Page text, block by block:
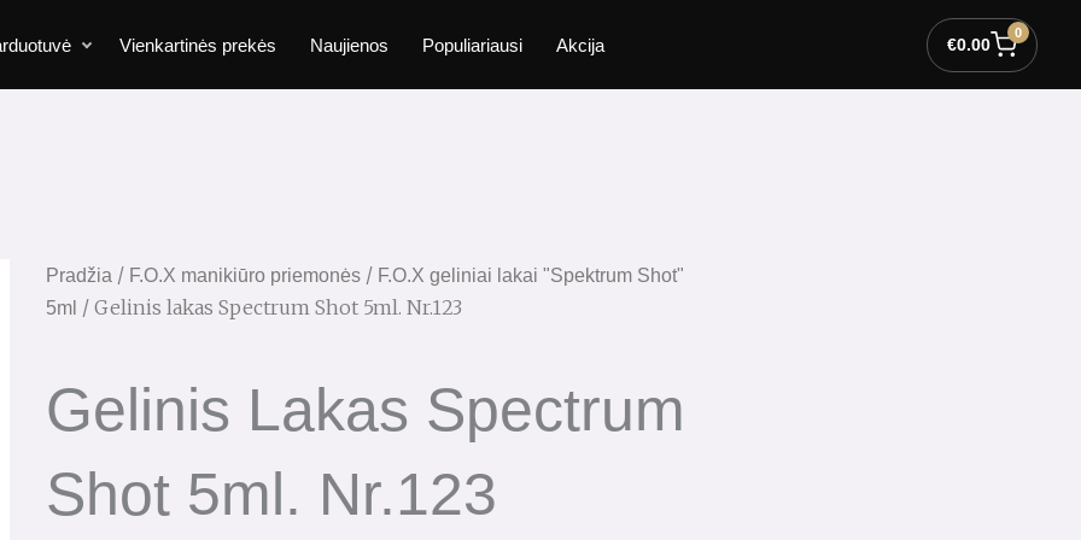
Vienkartinės prekės Naujienos Populiariausi Akcija €0.00
0
Pradžia / F.O.X manikiūro priemonės / F.O.X geliniai lakai "Spektrum Shot"
5ml / Gelinis lakas Spectrum Shot 5ml. Nr.123
Gelinis Lakas Spectrum
Shot 5ml. Nr.123